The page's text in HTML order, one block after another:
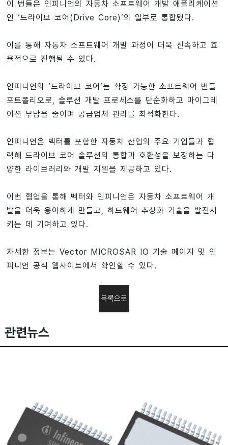
이 번들은 인피니언의 자동차 소프트웨어 개발 애플리케이션
인 ‘드라이브 코어(Drive Core)’의 일부로 통합됐다.
이를 통해 자동차 소프트웨어 개발 과정이 더욱 신속하고 효
율적으로 진행될 수 있다.
인피니언의 ‘드라이브 코어’는 확장 가능한 소프트웨어 번들
포트폴리오로, 솔루션 개발 프로세스를 단순화하고 마이그레
이션 부담을 줄이며 공급업체 관리를 최적화한다.
인피니언은 벡터를 포함한 자동차 산업의 주요 기업들과 협
력해 드라이브 코어 솔루션의 통합과 호환성을 보장하는 다
양한 라이브러리와 개발 지원을 제공하고 있다.
이번 협업을 통해 벡터와 인피니언은 자동차 소프트웨어 개
발을 더욱 용이하게 만들고, 하드웨어 추상화 기술을 발전시
키는 데 기여하고 있다.
자세한 정보는 Vector MICROSAR IO 기술 페이지 및 인
피니언 공식 웹사이트에서 확인할 수 있다.
목록으로
관련뉴스